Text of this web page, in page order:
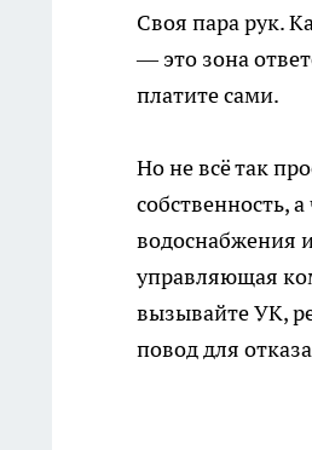
Своя пара рук.
— это зона
платите сами.
Но не всё так
собственность,
водоснабжения
управляющая
вызывайте УК,
повод для